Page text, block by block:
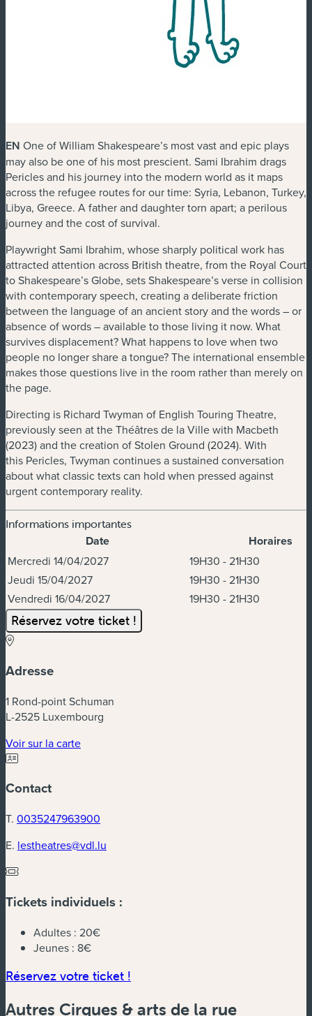
EN One of William Shakespeare’s most vast and epic plays
may also be one of his most prescient. Sami Ibrahim drags
Pericles and his journey into the modern world as it maps
across the refugee routes for our time: Syria, Lebanon, Turkey,
Libya, Greece. A father and daughter torn apart; a perilous
journey and the cost of survival.
Playwright Sami Ibrahim, whose sharply political work has
attracted attention across British theatre, from the Royal Court
to Shakespeare’s Globe, sets Shakespeare’s verse in collision
with contemporary speech, creating a deliberate friction
between the language of an ancient story and the words – or
absence of words – available to those living it now. What
survives displacement? What happens to love when two
people no longer share a tongue? The international ensemble
makes those questions live in the room rather than merely on
the page.
Directing is Richard Twyman of English Touring Theatre,
previously seen at the Théâtres de la Ville with Macbeth
(2023) and the creation ofStolen Ground (2024). With
this Pericles, Twyman continues a sustained conversation
about what classic texts can hold when pressed against
urgent contemporary reality.
Informations importantes
Dates et horaires
Date Horaires
Mercredi 14/04/2027
19H30 - 21H30
Jeudi 15/04/2027
19H30 - 21H30
Vendredi 16/04/2027
19H30 - 21H30
Réservez votre ticket !
Adresse
1 Rond-point Schuman
L-2525 Luxembourg
Voir sur la carte(nouvelle fenêtre)
Contact
T. 0035247963900
E. lestheatres@vdl.lu
Tickets individuels :
Adultes : 20€
Jeunes : 8€
Réservez votre ticket !
Autres Cirques & arts de la rue